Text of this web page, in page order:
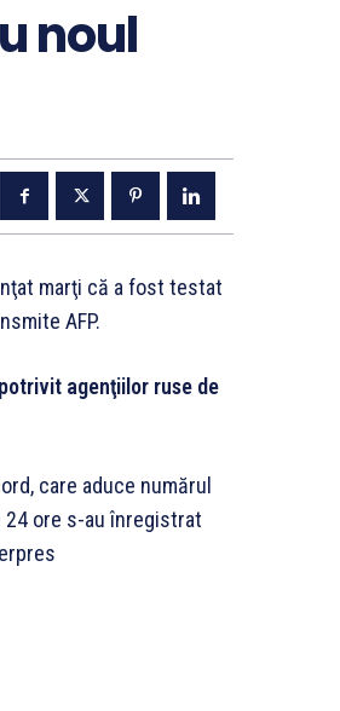
noul
marţi că a fost testat
AFP.
agenţiilor ruse de
care aduce numărul
ore s-au înregistrat